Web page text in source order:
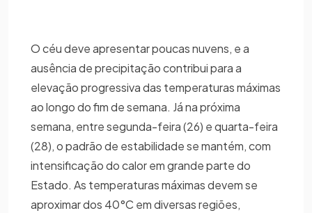
O céu deve apresentar poucas nuvens, e a
ausência de precipitação contribui para a
elevação progressiva das temperaturas máximas
ao longo do fim de semana. Já na próxima
semana, entre segunda-feira (26) e quarta-feira
(28), o padrão de estabilidade se mantém, com
intensificação do calor em grande parte do
Estado. As temperaturas máximas devem se
aproximar dos 40°C em diversas regiões,